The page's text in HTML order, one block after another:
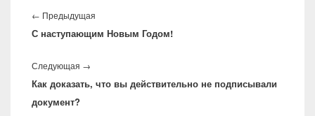
по
записям
← Предыдущая
запись:
С наступающим Новым Годом!
Следующая →
запись:
Как доказать, что вы действительно не подписывали
документ?